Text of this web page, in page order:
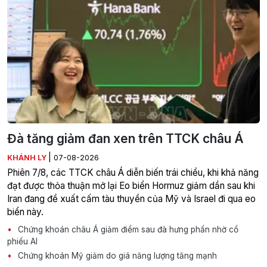
Đà tăng giảm đan xen trên TTCK châu Á
KHÁNH LY 07-08-2026
Phiên 7/8, các TTCK châu Á diễn biến trái chiều, khi khả năng
đạt được thỏa thuận mở lại Eo biển Hormuz giảm dần sau khi
Iran đang đề xuất cấm tàu thuyền của Mỹ và Israel đi qua eo
biển này.
Chứng khoán châu Á giảm điểm sau đà hưng phấn nhờ cổ
phiếu AI
Chứng khoán Mỹ giảm do giá năng lượng tăng mạnh